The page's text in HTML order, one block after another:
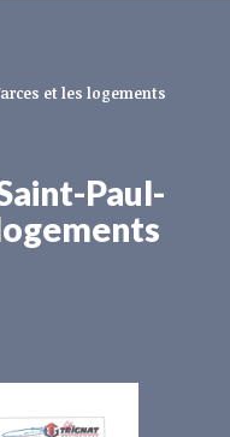
et les logements
Paul-